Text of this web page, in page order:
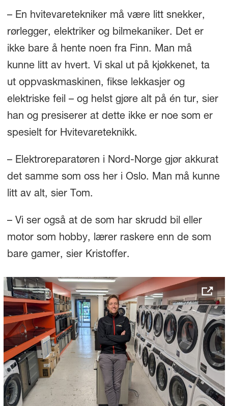
– En hvitevaretekniker må være litt snekker,
rørlegger, elektriker og bilmekaniker. Det er
ikke bare å hente noen fra Finn. Man må
kunne litt av hvert. Vi skal ut på kjøkkenet, ta
ut oppvaskmaskinen, fikse lekkasjer og
elektriske feil – og helst gjøre alt på én tur, sier
han og presiserer at dette ikke er noe som er
spesielt for Hvitevareteknikk.
– Elektroreparatøren i Nord-Norge gjør akkurat
det samme som oss her i Oslo. Man må kunne
litt av alt, sier Tom.
– Vi ser også at de som har skrudd bil eller
motor som hobby, lærer raskere enn de som
bare gamer, sier Kristoffer.